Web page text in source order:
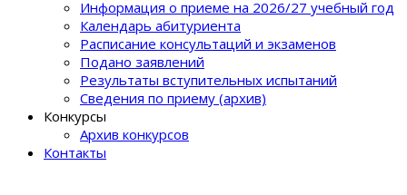
Информация о приеме на 2026/27 учебный год
Календарь абитуриента
Расписание консультаций и экзаменов
Подано заявлений
Результаты вступительных испытаний
Сведения по приему (архив)
Конкурсы
Архив конкурсов
Контакты